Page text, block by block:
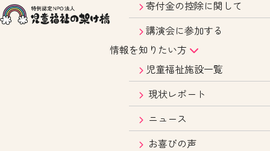
寄付金の控除に関して
講演会に参加する
情報を知りたい方
児童福祉施設一覧
現状レポート
ニュース
お喜びの声